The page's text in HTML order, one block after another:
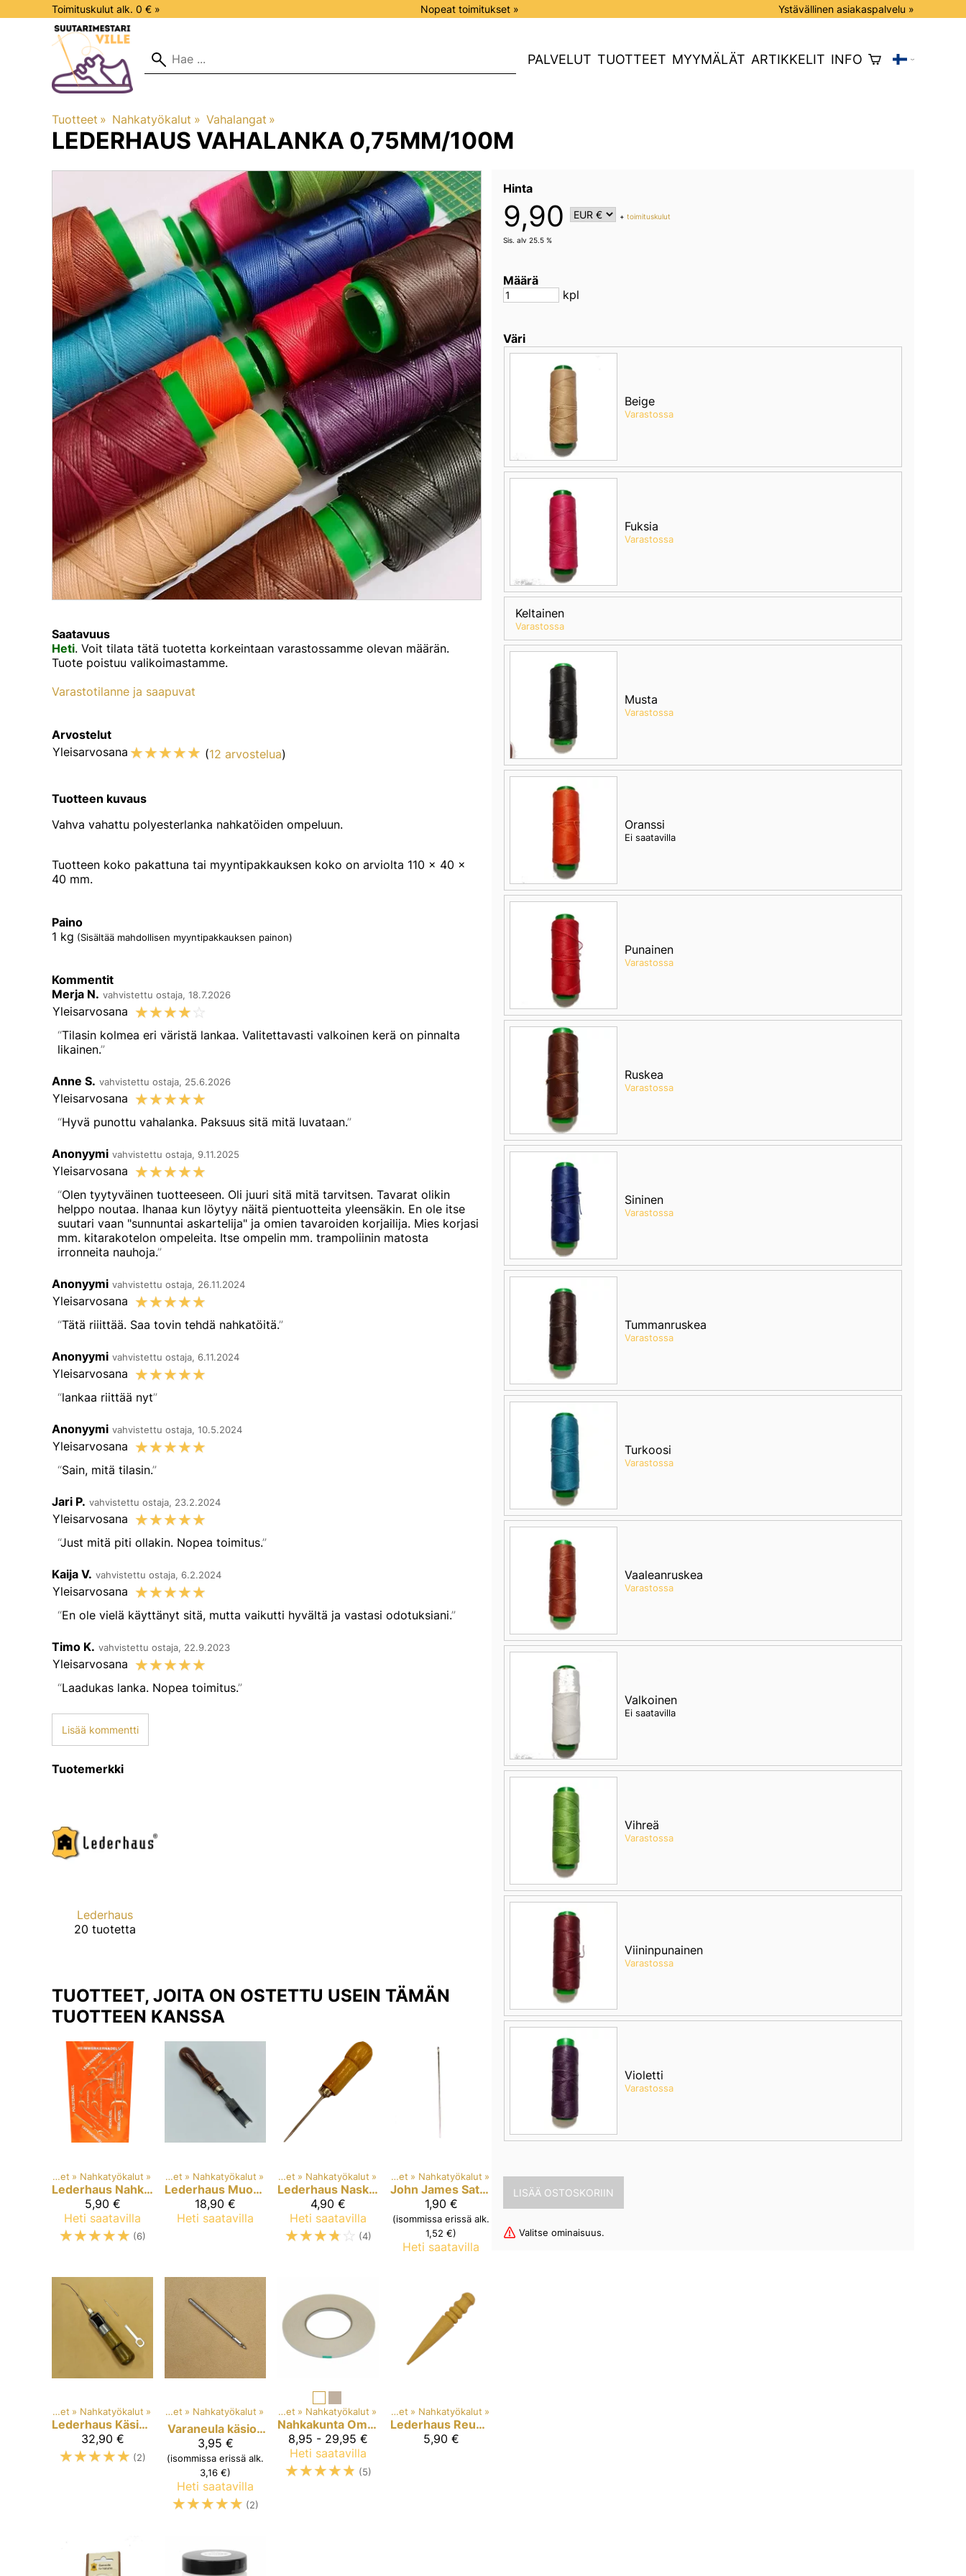
Toimituskulut alk. 0 € » Nopeat toimitukset » Ystävällinen asiakaspalvelu »
PALVELUT TUOTTEET MYYMÄLÄT ARTIKKELIT INFO
Tuotteet ‪» Nahkatyökalut ‪» Vahalangat ‪»
LEDERHAUS VAHALANKA 0,75MM/100M
Hinta
9,90 +toimituskulut
Sis. alv 25.5 %
Määrä
kpl
Väri
Beige
Varastossa
Fuksia
Varastossa
Keltainen
Varastossa
Musta
Varastossa
Oranssi
Ei saatavilla
Punainen
Varastossa
Ruskea
Varastossa
Sininen
Varastossa
Tummanruskea
Varastossa
Turkoosi
Varastossa
Vaaleanruskea
Varastossa
Valkoinen
Ei saatavilla
Vihreä
Varastossa
Viininpunainen
Varastossa
Violetti
Varastossa
Valitse ominaisuus.
Saatavuus
Heti. Voit tilata tätä tuotetta korkeintaan varastossamme olevan määrän.
Tuote poistuu valikoimastamme.
Varastotilanne ja saapuvat
Arvostelut
Yleisarvosana ☆☆☆☆☆ (12 arvostelua)
Tuotteen kuvaus
Vahva vahattu polyesterlanka nahkatöiden ompeluun.
Tuotteen koko pakattuna tai myyntipakkauksen koko on arviolta 110 x 40 x
40 mm.
Paino
1 kg (Sisältää mahdollisen myyntipakkauksen painon)
Kommentit
Merja N. vahvistettu ostaja, 18.7.2026
Yleisarvosana ☆☆☆☆☆
Tilasin kolmea eri väristä lankaa. Valitettavasti valkoinen kerä on pinnalta
likainen.
Anne S. vahvistettu ostaja, 25.6.2026
Yleisarvosana ☆☆☆☆☆
Hyvä punottu vahalanka. Paksuus sitä mitä luvataan.
Anonyymi vahvistettu ostaja, 9.11.2025
Yleisarvosana ☆☆☆☆☆
Olen tyytyväinen tuotteeseen. Oli juuri sitä mitä tarvitsen. Tavarat olikin
helppo noutaa. Ihanaa kun löytyy näitä pientuotteita yleensäkin. En ole itse
suutari vaan "sunnuntai askartelija" ja omien tavaroiden korjailija. Mies korjasi
mm. kitarakotelon ompeleita. Itse ompelin mm. trampoliinin matosta
irronneita nauhoja.
Anonyymi vahvistettu ostaja, 26.11.2024
Yleisarvosana ☆☆☆☆☆
Tätä riiittää. Saa tovin tehdä nahkatöitä.
Anonyymi vahvistettu ostaja, 6.11.2024
Yleisarvosana ☆☆☆☆☆
lankaa riittää nyt
Anonyymi vahvistettu ostaja, 10.5.2024
Yleisarvosana ☆☆☆☆☆
Sain, mitä tilasin.
Jari P. vahvistettu ostaja, 23.2.2024
Yleisarvosana ☆☆☆☆☆
Just mitä piti ollakin. Nopea toimitus.
Kaija V. vahvistettu ostaja, 6.2.2024
Yleisarvosana ☆☆☆☆☆
En ole vielä käyttänyt sitä, mutta vaikutti hyvältä ja vastasi odotuksiani.
Timo K. vahvistettu ostaja, 22.9.2023
Yleisarvosana ☆☆☆☆☆
Laadukas lanka. Nopea toimitus.
Lisää kommentti
Tuotemerkki
Lederhaus
20 tuotetta
TUOTTEET, JOITA ON OSTETTU USEIN TÄMÄN
TUOTTEEN KANSSA
Tuotteet ‪» Nahkatyökalut ‪»
Lederhaus
Nahkaneulalajitelma
5,90 €
Heti saatavilla
☆☆☆☆☆ (6)
Tuotteet ‪» Nahkatyökalut ‪»
Lederhaus
Muotoiluhöylä 12mm
18,90 €
Heti saatavilla
Tuotteet ‪» Nahkatyökalut ‪»
Lederhaus
Naskali
4,90 €
Heti saatavilla
☆☆☆☆ ☆ (4)
Tuotteet ‪» Nahkatyökalut ‪»
John James
Satulasepänneula
1,90 €
(isommissa erissä alk.
1,52 €)
Heti saatavilla
Tuotteet ‪» Nahkatyökalut ‪»
Lederhaus
Käsiompelukone
32,90 €
☆☆☆☆☆ (2)
Tuotteet ‪» Nahkatyökalut ‪»
Varaneula käsiompelukoneeseen
3,95 €
(isommissa erissä alk.
3,16 €)
Heti saatavilla
☆☆☆☆☆ (2)
Tuotteet ‪» Nahkatyökalut ‪»
Nahkakunta
Ompeluteippi, kaksipuoleinen
8,95 - 29,95 €
Heti saatavilla
☆☆☆☆☆ (5)
Tuotteet ‪» Nahkatyökalut ‪»
Lederhaus
Reunanpolttaja, pyökki
5,90 €